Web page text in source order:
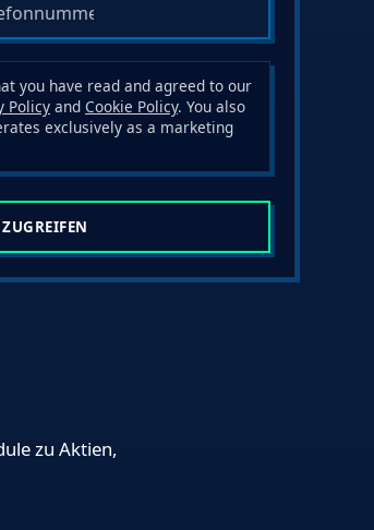
you have read and agreed to our
Policy and Cookie Policy. You also
exclusively as a marketing
ZUGREIFEN
zu Aktien,